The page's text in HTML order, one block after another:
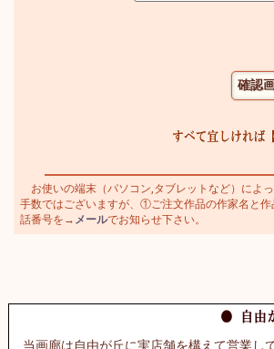
お使いの端末（パソコン,タブレットなど）によ
手数ではございますが、①ご注文作品の作家名と
話番号を→ メールでお知らせ下さい。
当画廊は自由が丘に実店舗を構えて営業し